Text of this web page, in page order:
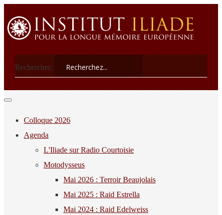
Rechercher:
Colloque 2026
Agenda
L'Iliade sur Radio Courtoisie
Motodysseus
Mai 2026 : Terroir Beaujolais
Mai 2025 : Raid Estrella
Mai 2024 : Raid Edelweiss